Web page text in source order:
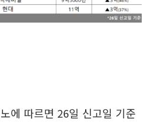
에 따르면 26일 신고일 기준